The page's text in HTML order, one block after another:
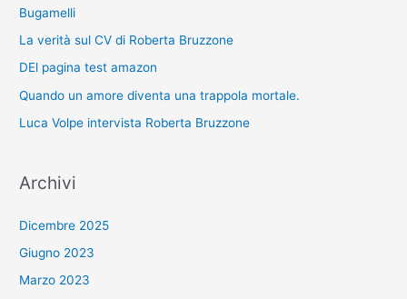
Bugamelli
La verità sul CV di Roberta Bruzzone
DEl pagina test amazon
Quando un amore diventa una trappola mortale.
Luca Volpe intervista Roberta Bruzzone
Archivi
Dicembre 2025
Giugno 2023
Marzo 2023